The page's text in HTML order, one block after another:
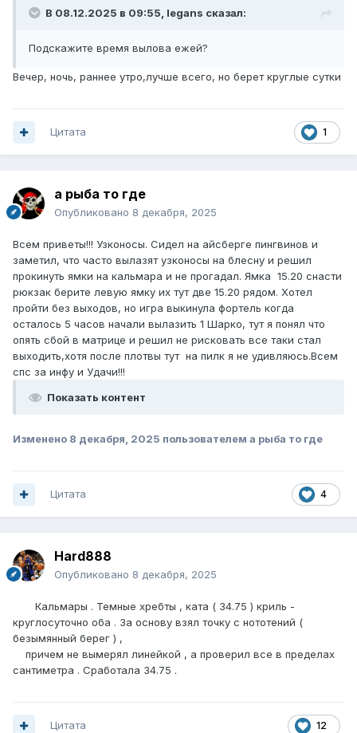
В 08.12.2025 в 09:55, legans сказал:
Подскажите время вылова ежей?
Вечер, ночь, раннее утро,лучше всего, но берет круглые сутки
1
Цитата
а рыба то где
Опубликовано 8 декабря, 2025
Всем приветы!!! Узконосы. Сидел на айсберге пингвинов и
заметил, что часто вылазят узконосы на блесну и решил
прокинуть ямки на кальмара и не прогадал. Ямка 15.20 снасти
рюкзак берите левую ямку их тут две 15.20 рядом. Хотел
пройти без выходов, но игра выкинула фортель когда
осталось 5 часов начали вылазить 1 Шарко, тут я понял что
опять сбой в матрице и решил не рисковать все таки стал
выходить,хотя после плотвы тут на пилк я не удивляюсь.Всем
спс за инфу и Удачи!!!
Показать контент
Изменено 8 декабря, 2025 пользователем а рыба то где
4
Цитата
Hard888
Опубликовано 8 декабря, 2025
Кальмары . Темные хребты , ката ( 34.75 ) криль -
круглосуточно оба . За основу взял точку с нототений (
безымянный берег ) ,
причем не вымерял линейкой , а проверил все в пределах
сантиметра . Сработала 34.75 .
12
Цитата